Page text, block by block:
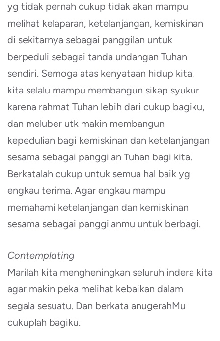
yg tidak pernah cukup tidak akan mampu
melihat kelaparan, ketelanjangan, kemiskinan
di sekitarnya sebagai panggilan untuk
berpeduli sebagai tanda undangan Tuhan
sendiri. Semoga atas kenyataan hidup kita,
kita selalu mampu membangun sikap syukur
karena rahmat Tuhan lebih dari cukup bagiku,
dan meluber utk makin membangun
kepedulian bagi kemiskinan dan ketelanjangan
sesama sebagai panggilan Tuhan bagi kita.
Berkatalah cukup untuk semua hal baik yg
engkau terima. Agar engkau mampu
memahami ketelanjangan dan kemiskinan
sesama sebagai panggilanmu untuk berbagi.
Contemplating
Marilah kita mengheningkan seluruh indera kita
agar makin peka melihat kebaikan dalam
segala sesuatu. Dan berkata anugerahMu
cukuplah bagiku.